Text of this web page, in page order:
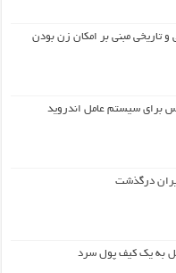
و تاریخی مبنی بر امکان زن بودن
برای سیستم عامل اندروید
ایران درگذشت
به یک کیف‌ پول سرد